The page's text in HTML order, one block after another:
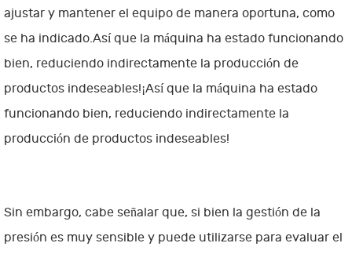
ajustar y mantener el equipo de manera oportuna, como
se ha indicado.Así que la máquina ha estado funcionando
bien, reduciendo indirectamente la producción de
productos indeseables!¡Así que la máquina ha estado
funcionando bien, reduciendo indirectamente la
producción de productos indeseables!
Sin embargo, cabe señalar que, si bien la gestión de la
presión es muy sensible y puede utilizarse para evaluar el